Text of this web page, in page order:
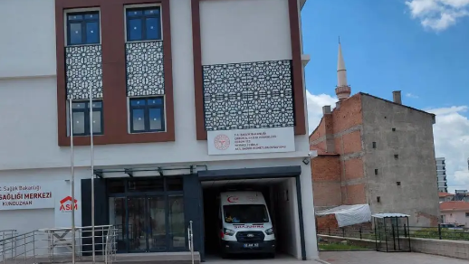
Tunceli
Şanlıurfa
Uşak
Van
Yozgat
Zonguldak